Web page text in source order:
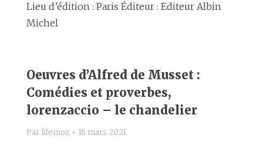
Lieu d’édition : Paris Éditeur : Editeur Albin
Michel
Oeuvres d’Alfred de Musset :
Comédies et proverbes,
lorenzaccio – le chandelier
Par lifemoz 16 mars 2021